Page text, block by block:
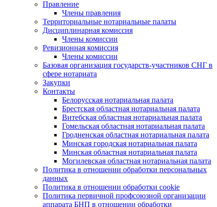
Правление
Члены правления
Территориальные нотариальные палаты
Дисциплинарная комиссия
Члены комиссии
Ревизионная комиссия
Члены комиссии
Базовая организация государств-участников СНГ в
сфере нотариата
Закупки
Контакты
Белорусская нотариальная палата
Брестская областная нотариальная палата
Витебская областная нотариальная палата
Гомельская областная нотариальная палата
Гродненская областная нотариальная палата
Минская городская нотариальная палата
Минская областная нотариальная палата
Могилевская областная нотариальная палата
Политика в отношении обработки персональных
данных
Политика в отношении обработки cookie
Политика первичной профсоюзной организации
аппарата БНП в отношении обработки